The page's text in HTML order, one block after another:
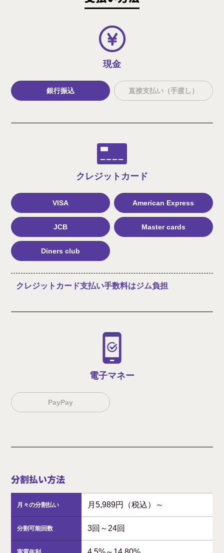
現金
銀行振込 直接支払い（手渡し）
クレジット カード
VISA American Express
JCB Master cards
Diners club
クレジットカード支払い手数料はジム負担
電子マネー
PayPay
分割払い方法
月々の分割払い 月5,989円（税込）～
分割可能回数 3回～24回